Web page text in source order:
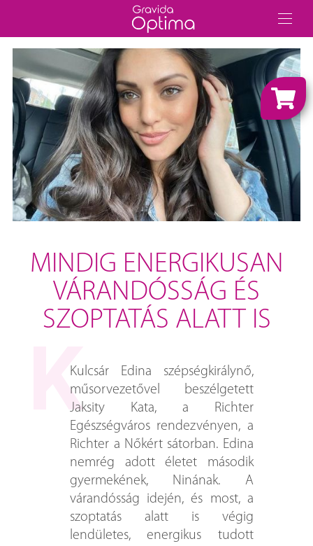
MINDIG ENERGIKUSAN
VÁRANDÓSSÁG ÉS
SZOPTATÁS ALATT IS
Kulcsár Edina szépségkirálynő,
műsorvezetővel beszélgetett
Jaksity Kata, a Richter
Egészségváros rendezvényen, a
Richter a Nőkért sátorban. Edina
nemrég adott életet második
gyermekének, Ninának. A
várandósság idején, és most, a
szoptatás alatt is végig
lendületes, energikus tudott